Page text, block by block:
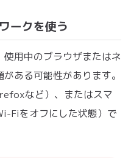
ークを使う
使用中のブラウザまたはネ
ある可能性があります。
など）、またはスマ
Fiをオフにした状態）で